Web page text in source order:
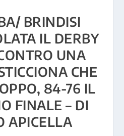
BRINDISI
IL DERBY
UNA
CHE
84-76 IL
FINALE – DI
APICELLA